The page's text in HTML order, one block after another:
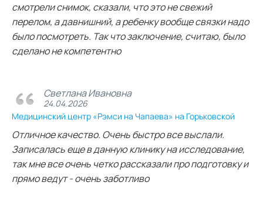
смотрели снимок, сказали, что это не свежий
перелом, а давнишний, а ребенку вообще связки надо
было посмотреть. Так что заключение, считаю, было
сделано не компетентно
Светлана Ивановна
24.04.2026
Медицинский центр «Рэмси на Чапаева» на Горьковской
Отличное качество. Очень быстро все выслали.
Записалась еще в данную клинику на исследование,
так мне все очень четко рассказали про подготовку и
прямо ведут - очень заботливо